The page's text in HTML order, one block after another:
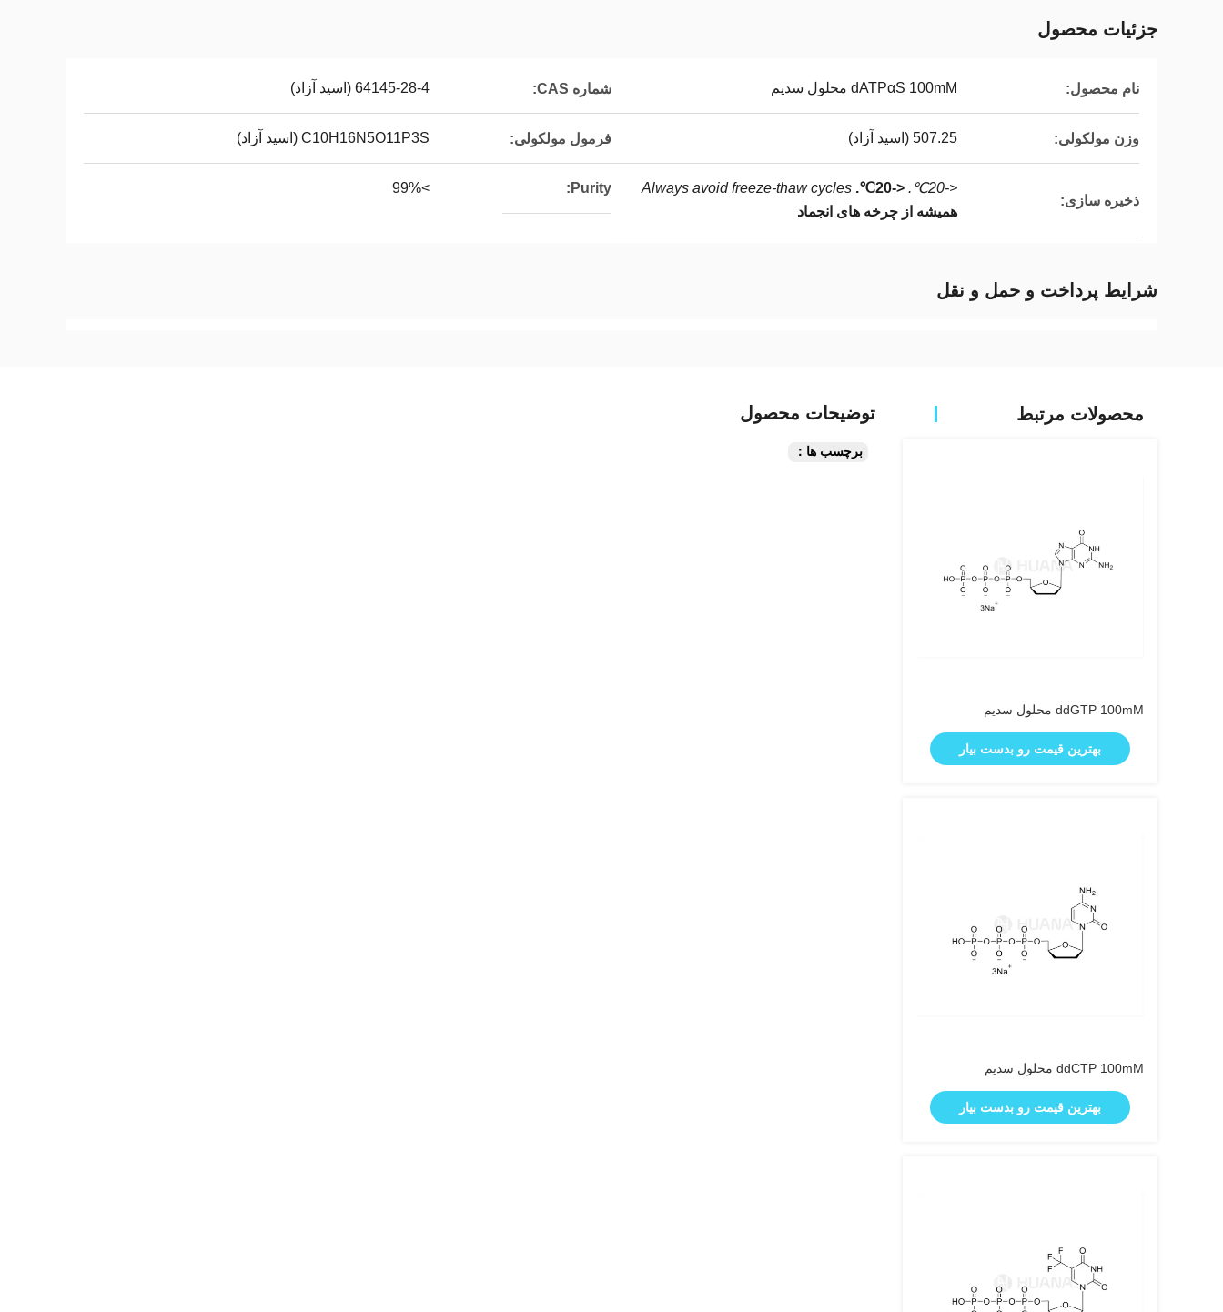
جزئیات محصول
نام محصول: dATPαS 100mM محلول سدیم شماره CAS: 64145-28-4 (اسید آزاد)
وزن مولکولی: 507.25 (اسید آزاد) فرمول مولکولی: C10H16N5O11P3S (اسید آزاد)
ذخیره سازی:
<-20℃.
<-20℃.
Always avoid freeze-thaw cycles
همیشه از چرخه های انجماد
Purity:
>99%
شرایط پرداخت و حمل و نقل
محصولات مرتبط
ddGTP 100mM محلول سدیم
بهترین قیمت رو بدست بیار
ddCTP 100mM محلول سدیم
بهترین قیمت رو بدست بیار
توضیحات محصول
برچسب ها：